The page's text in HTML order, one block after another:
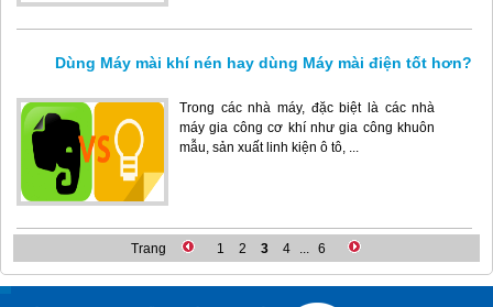
Dùng Máy mài khí nén hay dùng Máy mài điện tốt hơn?
Trong các nhà máy, đặc biệt là các nhà
máy gia công cơ khí như gia công khuôn
mẫu, sản xuất linh kiện ô tô, ...
Trang 1 2 3 4 ... 6